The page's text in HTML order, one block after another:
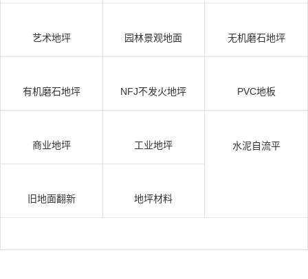
艺术地坪 园林景观地面 无机磨石地坪
有机磨石地坪 NFJ不发火地坪 PVC地板
商业地坪 工业地坪 水泥自流平
旧地面翻新 地坪材料